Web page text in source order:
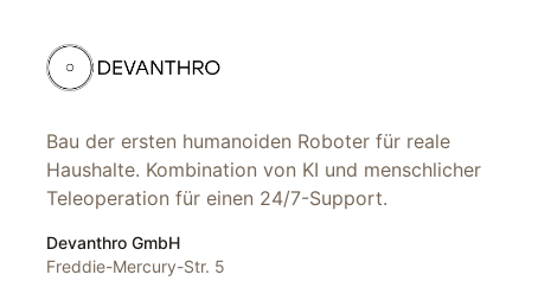
Bau der ersten humanoiden Roboter für reale
Haushalte. Kombination von KI und menschlicher
Teleoperation für einen 24/7-Support.
Devanthro GmbH
Freddie-Mercury-Str. 5